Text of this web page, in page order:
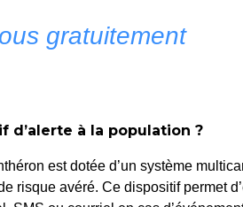
gratuitement
d’alerte à la population ?
est dotée d’un système
risque avéré. Ce dispositif permet